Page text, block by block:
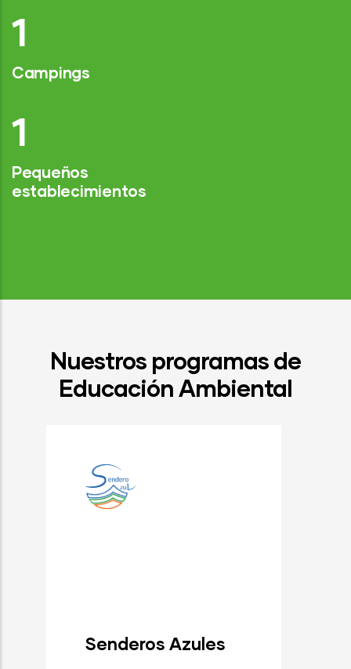
2
Campings
1
Pequeños
establecimientos
Nuestros programas de
Educación Ambiental
Senderos Azules